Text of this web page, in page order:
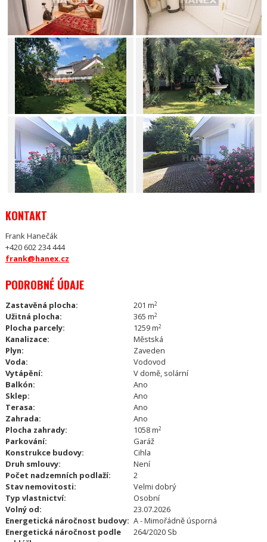
KONTAKT
Frank Hanečák
+420 602 234 444
frank@hanex.cz
PODROBNÉ ÚDAJE
Zastavěná plocha: 201 m2
Užitná plocha: 365 m2
Plocha parcely: 1259 m2
Kanalizace:
Městská
Plyn:
Zaveden
Voda:
Vodovod
Vytápění:
V domě, solární
Balkón:
Ano
Sklep:
Ano
Terasa:
Ano
Zahrada:
Ano
Plocha zahrady:
1058 m2
Parkování:
Garáž
Konstrukce budovy:
Cihla
Druh smlouvy:
Není
Počet nadzemních podlaží:
2
Stav nemovitosti:
Velmi dobrý
Typ vlastnictví:
Osobní
Volný od:
23.07.2026
Energetická náročnost budovy: A - Mimořádně úsporná
Energetická náročnost podle
264/2020 Sb